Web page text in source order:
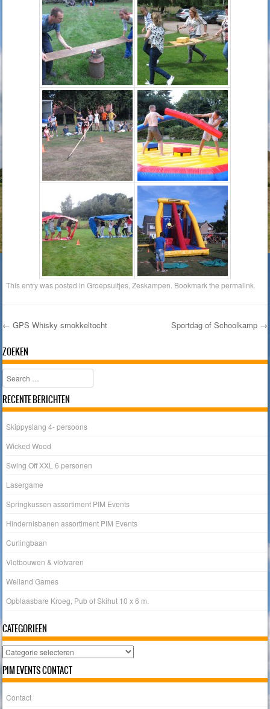
This entry was posted inGroepsuitjes ,Zeskampen . Bookmark thepermalink
Post navigation
← GPS Whisky smokkeltocht Sportdag of Schoolkamp →
ZOEKEN
Search
RECENTE BERICHTEN
Skippyslang 4- persoons
Wicked Wood
Swing Off XXL 6 personen
Lasergame
Springkussen assortiment PIM Events
Hindernisbanen assortiment PIM Events
Curlingbaan
Vlotbouwen & vlotvaren
Weiland Games
Opblaasbare Kroeg, Pub of Skihut 10 x 6 m.
CATEGORIEËN
Categorieën
PIM EVENTS CONTACT
Contact